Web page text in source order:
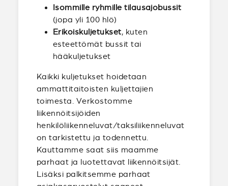
Isommille ryhmille tilausajobussit
(jopa yli 100 hlö)
Erikoiskuljetukset, kuten
esteettömät bussit tai
hääkuljetukset
Kaikki kuljetukset hoidetaan
ammattitaitoisten kuljettajien
toimesta. Verkostomme
liikennöitsijöiden
henkilöliikenneluvat/taksiliikenneluvat
on tarkistettu ja todennettu.
Kauttamme saat siis maamme
parhaat ja luotettavat liikennöitsijät.
Lisäksi palkitsemme parhaat